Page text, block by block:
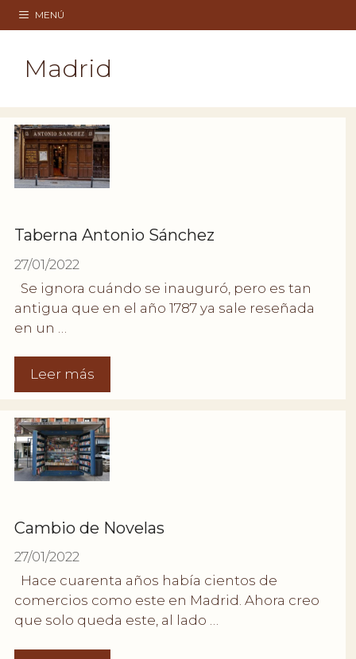
Saltar
al
MENÚ
Madrid
Taberna Antonio Sánchez
27/01/2022
Se ignora cuándo se inauguró, pero es tan
antigua que en el año 1787 ya sale reseñada
en un …
Leer más
Cambio de Novelas
27/01/2022
Hace cuarenta años había cientos de
comercios como este en Madrid. Ahora creo
que solo queda este, al lado …